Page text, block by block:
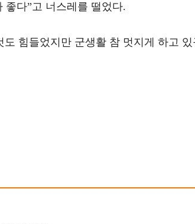
좋다”고 너스레를 떨었다.
힘들었지만 군생활 참 멋지게 하고 있